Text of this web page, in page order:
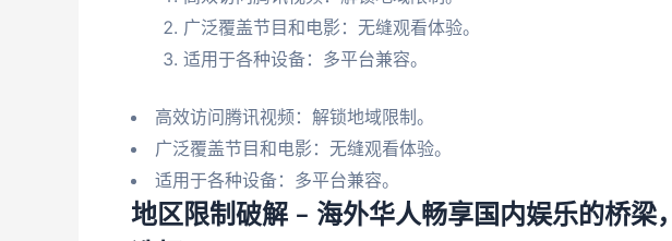
广泛覆盖节目和电影：无缝观看体验。
适用于各种设备：多平台兼容。
高效访问腾讯视频：解锁地域限制。
广泛覆盖节目和电影：无缝观看体验。
适用于各种设备：多平台兼容。
地区限制破解 – 海外华人畅享国内娱乐的桥梁